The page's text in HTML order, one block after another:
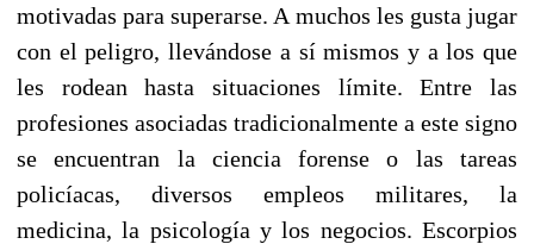
motivadas para superarse. A muchos les gusta jugar
con el peligro, llevándose a sí mismos y a los que
les rodean hasta situaciones límite. Entre las
profesiones asociadas tradicionalmente a este signo
se encuentran la ciencia forense o las tareas
policíacas, diversos empleos militares, la
medicina, la psicología y los negocios. Escorpios